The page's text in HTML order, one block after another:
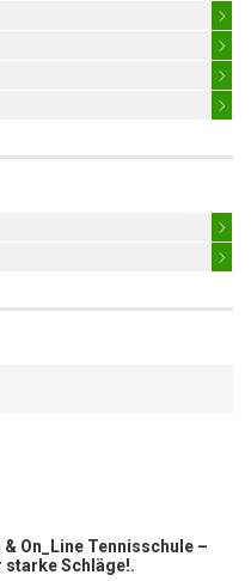
On_Line Tennisschule –
Schläge!.